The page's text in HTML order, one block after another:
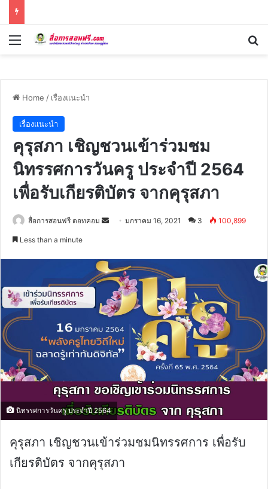
Menu
Home / เรื่องแนะนำ
เรื่องแนะนำ
คุรุสภา เชิญชวนเข้าร่วมชม
นิทรรศการวันครู ประจำปี 2564
เพื่อรับเกียรติบัตร จากคุรุสภา
สื่อการสอนฟรี ดอทคอม
Sendมกราคม 16, 2021 3 100,899
Less than a minute
นิทรรศการวันครู ประจำปี 2564
คุรุสภา เชิญชวนเข้าร่วมชมนิทรรศการ เพื่อรับ
เกียรติบัตร จากคุรุสภา